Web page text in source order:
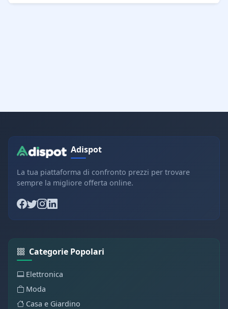
Adispot
La tua piattaforma di confronto prezzi per trovare
sempre la migliore offerta online.
Categorie Popolari
Elettronica
Moda
Casa e Giardino